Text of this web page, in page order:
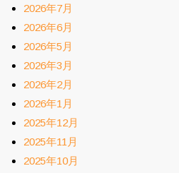
2026年7月
2026年6月
2026年5月
2026年3月
2026年2月
2026年1月
2025年12月
2025年11月
2025年10月